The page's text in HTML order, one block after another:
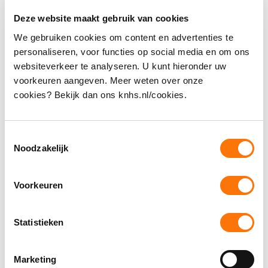
Deze website maakt gebruik van cookies
We gebruiken cookies om content en advertenties te
personaliseren, voor functies op social media en om ons
websiteverkeer te analyseren. U kunt hieronder uw
voorkeuren aangeven. Meer weten over onze
cookies? Bekijk dan ons knhs.nl/cookies.
Noodzakelijk
Voorkeuren
Statistieken
Marketing
Algemene Voorwaarden mbt lidmaatschap,
startpas, inschrijvingen en deelname aan
wedstrijden.
Hoe vind ik de bijscholingen?
wat gebeurt er dan met mijn
Ik geef les zonder officieel diploma, hoe kan ik
(versneld) een diploma halen? (EVC-traject)